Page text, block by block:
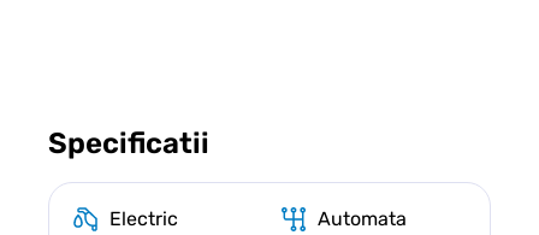
Specificatii
Electric Automata